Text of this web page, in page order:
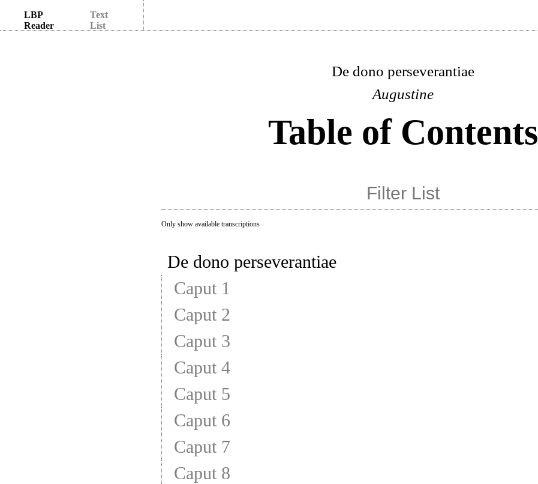
LBP
Reader
Text
List
De dono perseverantiae
Augustine
Table of Contents
Only show available transcriptions
De dono perseverantiae
Caput 1
Caput 2
Caput 3
Caput 4
Caput 5
Caput 6
Caput 7
Caput 8